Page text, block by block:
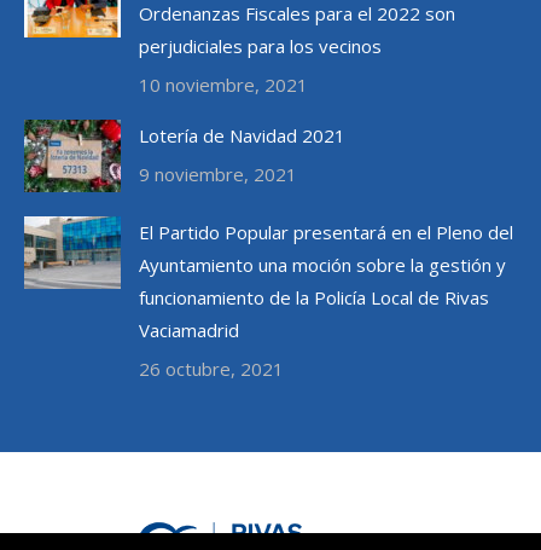
Ordenanzas Fiscales para el 2022 son
perjudiciales para los vecinos
10 noviembre, 2021
Lotería de Navidad 2021
9 noviembre, 2021
El Partido Popular presentará en el Pleno del
Ayuntamiento una moción sobre la gestión y
funcionamiento de la Policía Local de Rivas
Vaciamadrid
26 octubre, 2021